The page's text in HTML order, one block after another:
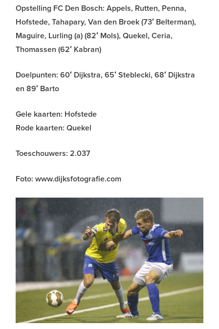
Opstelling FC Den Bosch: Appels, Rutten, Penna,
Hofstede, Tahapary, Van den Broek (73′ Belterman),
Maguire, Lurling (a) (82′ Mols), Quekel, Ceria,
Thomassen (62′ Kabran)
Doelpunten: 60′ Dijkstra, 65′ Steblecki, 68′ Dijkstra
en 89′ Barto
Gele kaarten: Hofstede
Rode kaarten: Quekel
Toeschouwers: 2.037
Foto: www.dijksfotografie.com